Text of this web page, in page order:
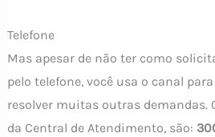
Telefone
Mas apesar de não ter como
pelo telefone, você usa o canal
resolver muitas outras demandas.
da Central de Atendimento, são: